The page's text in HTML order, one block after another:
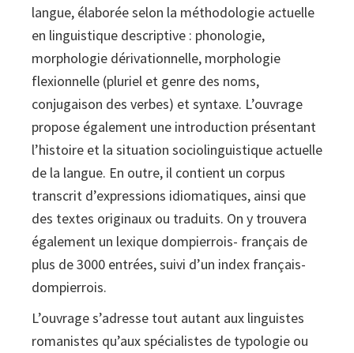
langue, élaborée selon la méthodologie actuelle
en linguistique descriptive : phonologie,
morphologie dérivationnelle, morphologie
flexionnelle (pluriel et genre des noms,
conjugaison des verbes) et syntaxe. L’ouvrage
propose également une introduction présentant
l’histoire et la situation sociolinguistique actuelle
de la langue. En outre, il contient un corpus
transcrit d’expressions idiomatiques, ainsi que
des textes originaux ou traduits. On y trouvera
également un lexique dompierrois- français de
plus de 3000 entrées, suivi d’un index français-
dompierrois.
L’ouvrage s’adresse tout autant aux linguistes
romanistes qu’aux spécialistes de typologie ou